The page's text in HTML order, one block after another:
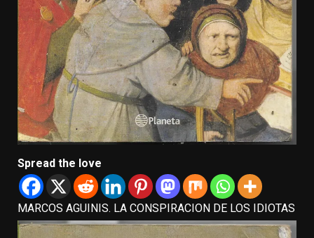
Spread the love
MARCOS AGUINIS. LA CONSPIRACION DE LOS IDIOTAS